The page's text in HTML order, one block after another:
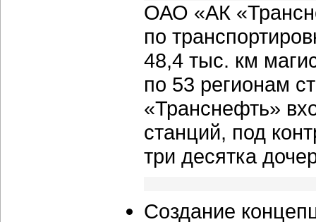
ОАО «АК
по
48,4 тыс. км
по 53 регионам
«Транснефть»
станций, под
три десятка
Создание